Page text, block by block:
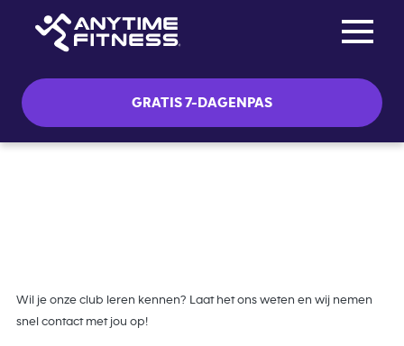
GRATIS 7-DAGENPAS
Wil je onze club leren kennen? Laat het ons weten en wij nemen
snel contact met jou op!